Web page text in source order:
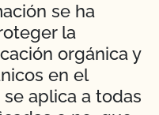
se ha
la
orgánica y
en el
aplica a todas